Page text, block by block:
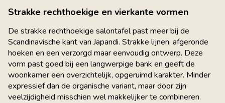
Strakke rechthoekige en vierkante vormen
De strakke rechthoekige salontafel past meer bij de
Scandinavische kant van Japandi. Strakke lijnen, afgeronde
hoeken en een verzorgd maar eenvoudig ontwerp. Deze
vorm past goed bij een langwerpige bank en geeft de
woonkamer een overzichtelijk, opgeruimd karakter. Minder
expressief dan de organische variant, maar door zijn
veelzijdigheid misschien wel makkelijker te combineren.